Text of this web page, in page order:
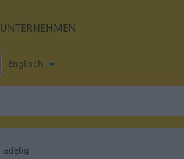
UNTERNEHMEN
Englisch
adelig